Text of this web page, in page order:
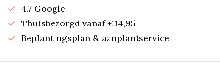
4.7 Google
Thuisbezorgd vanaf €14,95
Beplantingsplan & aanplantservice